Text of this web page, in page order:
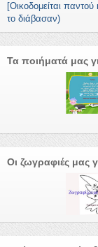
[Οικοδομείται
το διάβασαν)
Τα ποιήματά μας
Οι ζωγραφιές μας